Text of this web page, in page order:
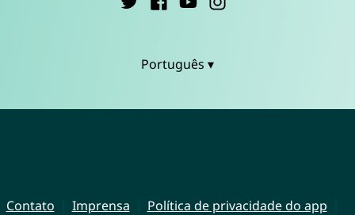
Português ▾
Contato Imprensa
Política de privacidade do app